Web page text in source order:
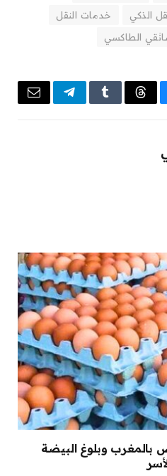
الذكي
خدمات النقل
الطاكسي
Threads
Tumblr
Telegram
Email
بالمغرب وبلوغ البيضة